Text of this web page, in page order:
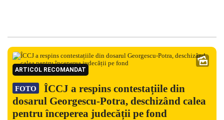
ARTICOL RECOMANDAT
FOTO
ÎCCJ a respins contestațiile din
dosarul Georgescu-Potra, deschizând calea
pentru începerea judecății pe fond